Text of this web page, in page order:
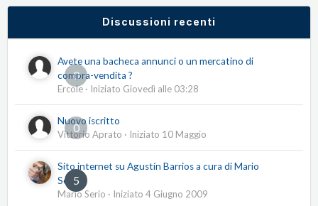
Discussioni recenti
0
Avete una bacheca annunci o un mercatino di
compra-vendita ?
Ercole · Iniziato Giovedì alle 03:28
0
Nuovo iscritto
Vittorio Aprato · Iniziato 10 Maggio
5
Sito internet su Agustín Barrios a cura di Mario
Serio
Mario Serio · Iniziato 4 Giugno 2009